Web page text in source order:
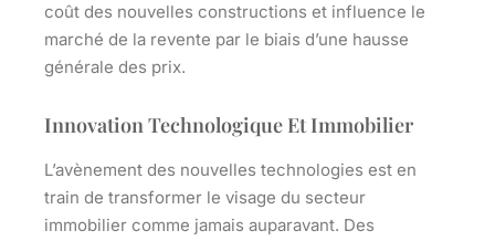
coût des nouvelles constructions et influence le
marché de la revente par le biais d’une hausse
générale des prix.
Innovation Technologique Et Immobilier
L’avènement des nouvelles technologies est en
train de transformer le visage du secteur
immobilier comme jamais auparavant. Des